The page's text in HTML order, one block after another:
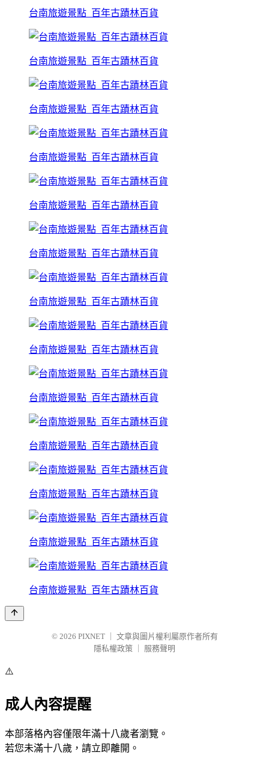
台南旅遊景點_百年古蹟林百貨
台南旅遊景點_百年古蹟林百貨
台南旅遊景點_百年古蹟林百貨
台南旅遊景點_百年古蹟林百貨
台南旅遊景點_百年古蹟林百貨
台南旅遊景點_百年古蹟林百貨
台南旅遊景點_百年古蹟林百貨
台南旅遊景點_百年古蹟林百貨
台南旅遊景點_百年古蹟林百貨
台南旅遊景點_百年古蹟林百貨
台南旅遊景點_百年古蹟林百貨
台南旅遊景點_百年古蹟林百貨
台南旅遊景點_百年古蹟林百貨
© 2026 PIXNET
文章與圖片權利屬原作者所有
隱私權政策
服務聲明
⚠️
成人內容提醒
本部落格內容僅限年滿十八歲者瀏覽。
若您未滿十八歲，請立即離開。